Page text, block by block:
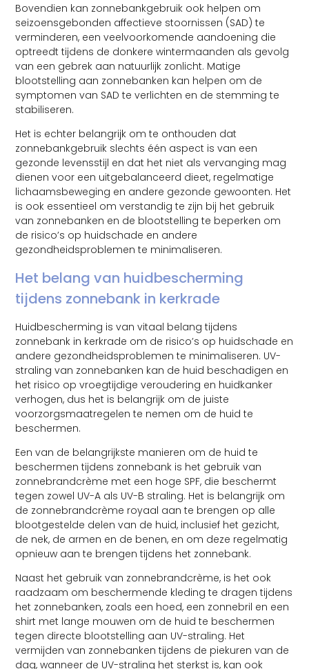
Bovendien kan zonnebankgebruik ook helpen om
seizoensgebonden affectieve stoornissen (SAD) te
verminderen, een veelvoorkomende aandoening die
optreedt tijdens de donkere wintermaanden als gevolg
van een gebrek aan natuurlijk zonlicht. Matige
blootstelling aan zonnebanken kan helpen om de
symptomen van SAD te verlichten en de stemming te
stabiliseren.
Het is echter belangrijk om te onthouden dat
zonnebankgebruik slechts één aspect is van een
gezonde levensstijl en dat het niet als vervanging mag
dienen voor een uitgebalanceerd dieet, regelmatige
lichaamsbeweging en andere gezonde gewoonten. Het
is ook essentieel om verstandig te zijn bij het gebruik
van zonnebanken en de blootstelling te beperken om
de risico’s op huidschade en andere
gezondheidsproblemen te minimaliseren.
Het belang van huidbescherming
tijdens zonnebank in kerkrade
Huidbescherming is van vitaal belang tijdens
zonnebank in kerkrade om de risico’s op huidschade en
andere gezondheidsproblemen te minimaliseren. UV-
straling van zonnebanken kan de huid beschadigen en
het risico op vroegtijdige veroudering en huidkanker
verhogen, dus het is belangrijk om de juiste
voorzorgsmaatregelen te nemen om de huid te
beschermen.
Een van de belangrijkste manieren om de huid te
beschermen tijdens zonnebank is het gebruik van
zonnebrandcrème met een hoge SPF, die beschermt
tegen zowel UV-A als UV-B straling. Het is belangrijk om
de zonnebrandcrème royaal aan te brengen op alle
blootgestelde delen van de huid, inclusief het gezicht,
de nek, de armen en de benen, en om deze regelmatig
opnieuw aan te brengen tijdens het zonnebank.
Naast het gebruik van zonnebrandcrème, is het ook
raadzaam om beschermende kleding te dragen tijdens
het zonnebanken, zoals een hoed, een zonnebril en een
shirt met lange mouwen om de huid te beschermen
tegen directe blootstelling aan UV-straling. Het
vermijden van zonnebanken tijdens de piekuren van de
dag, wanneer de UV-straling het sterkst is, kan ook